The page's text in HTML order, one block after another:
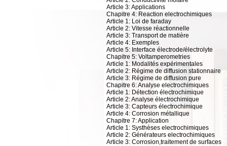
Article 3: Applications
Chapitre 4: Reaction electrochimiques
Article 1: Loi de faraday
Article 2: Vitesse réactionnelle
Article 3: Transport de matière
Article 4: Exemples
Article 5: Interface électrode/électrolyte
Chapitre 5: Voltamperometries
Article 1: Modalités expérimentales
Article 2: Régime de diffusion stationnaire
Article 3: Régime de diffusion pure
Chapitre 6: Analyse electrochimiques
Article 1: Détection électrochimique
Article 2: Analyse électrochimique
Article 3: Capteurs électrochimique
Article 4: Corrosion métallique
Chapitre 7: Application
Article 1: Systhèses electrochimiques
Article 2: Générateurs electrochimiques
Article 3: Corrosion,traitement de surfaces